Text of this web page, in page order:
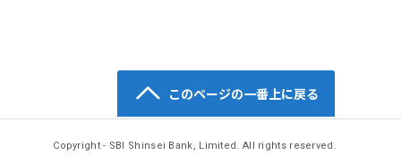
Copyright - SBI Shinsei Bank, Limited. All rights reserved.
このページの一番上に戻る